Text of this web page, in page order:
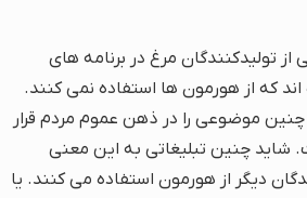
تولیدکنندگان مرغ در برنامه های
اند که از هورمون ها استفاده نمی کنند.
چنین موضوعی را در ذهن عموم مردم قرار
چنین تبلیغاتی به این معنی
دیگر از هورمون استفاده می کنند. یا